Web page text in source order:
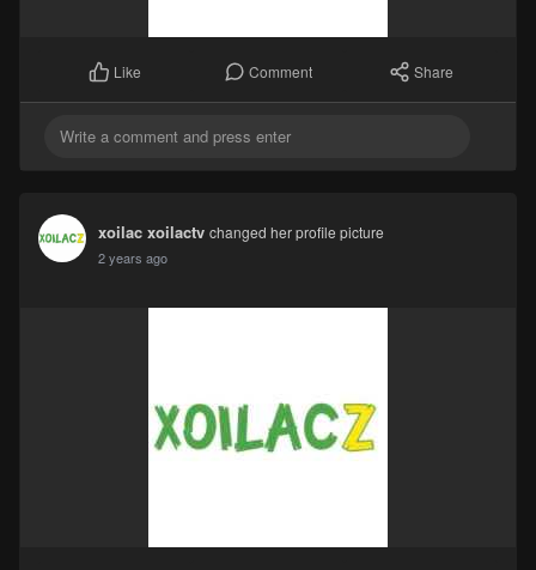
Like Comment Share
xoilac xoilactv changed her profile picture
2 years ago